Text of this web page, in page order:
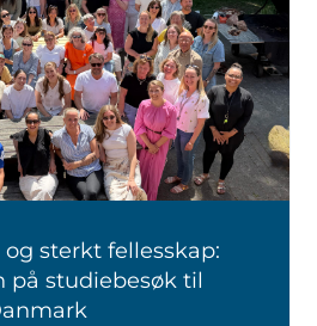
sterkt fellesskap:
på studiebesøk til